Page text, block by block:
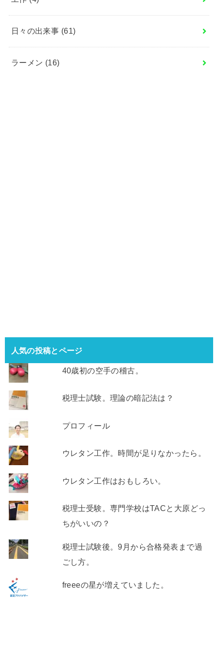
日々の出来事 (61)
ラーメン (16)
人気の投稿とページ
40歳初の空手の稽古。
税理士試験。理論の暗記法は？
プロフィール
ウレタン工作。時間が足りなかったら。
ウレタン工作はおもしろい。
税理士受験。専門学校はTACと大原どっ
ちがいいの？
税理士試験後。9月から合格発表まで過
ごし方。
freeeの星が増えていました。